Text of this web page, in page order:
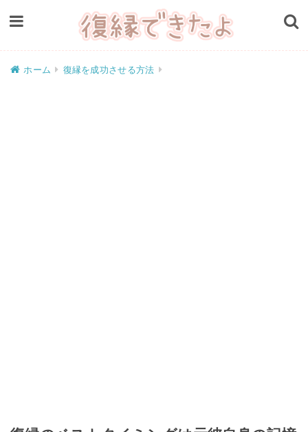
ホーム 復縁を成功させる方法